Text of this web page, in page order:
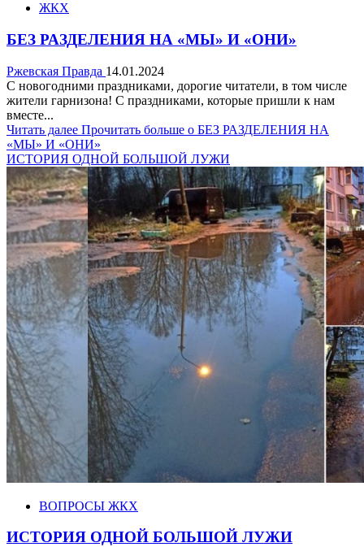
ЖКХ
БЕЗ РАЗДЕЛЕНИЯ НА «МЫ» И «ОНИ»
Ржевская Правда 14.01.2024
С новогодними праздниками, дорогие читатели, в том числе
жители гарнизона! С праздниками, которые пришли к нам
вместе...
Читать далее Прочитать больше о БЕЗ РАЗДЕЛЕНИЯ НА
«МЫ» И «ОНИ»
ИСТОРИЯ ОДНОЙ БОЛЬШОЙ ЛУЖИ
ВОПРОСЫ ЖКХ
ИСТОРИЯ ОДНОЙ БОЛЬШОЙ ЛУЖИ